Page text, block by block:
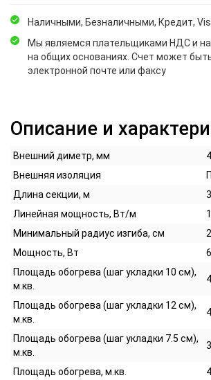
Наличными, Безналичными, Кредит,
Мы являемся плательщиками НДС и
на общих основаниях. Счет может
электронной почте или факсу
Описание и
Внешний диметр, мм
4
Внешняя изоляция
Длина секции, м
Линейная мощность, Вт/м
Минимальный радиус изгиба, см
Мощность, Вт
Площадь обогрева (шаг укладки 10 см),
м.кв.
Площадь обогрева (шаг укладки 12 см),
м.кв.
Площадь обогрева (шаг укладки 7.5 см),
м.кв.
Площадь обогрева, м.кв.